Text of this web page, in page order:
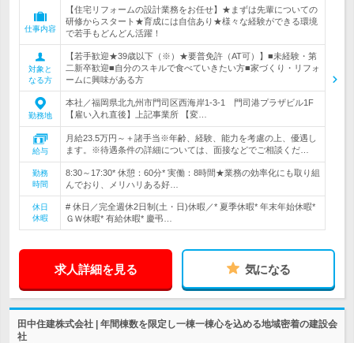
仕事内容
【住宅リフォームの設計業務をお任せ】★まずは先輩についての
研修からスタート★育成には自信あり★様々な経験ができる環境
で若手もどんどん活躍！
対象と
なる方
【若手歓迎★39歳以下（※）★要普免許（AT可）】■未経験・第
二新卒歓迎■自分のスキルで食べていきたい方■家づくり・リフォ
ームに興味がある方
勤務地
本社／福岡県北九州市門司区西海岸1-3-1 門司港プラザビル1F
【雇い入れ直後】上記事業所 【変…
給与
月給23.5万円～＋諸手当※年齢、経験、能力を考慮の上、優遇し
ます。※待遇条件の詳細については、面接などでご相談くだ…
勤務
時間
8:30～17:30* 休憩：60分* 実働：8時間★業務の効率化にも取り組
んでおり、メリハリある好…
休日
休暇
# 休日／完全週休2日制(土・日)休暇／* 夏季休暇* 年末年始休暇*
ＧＷ休暇* 有給休暇* 慶弔…
求人詳細を見る 気になる
田中住建株式会社 | 年間棟数を限定し一棟一棟心を込める地域密着の建設会
社